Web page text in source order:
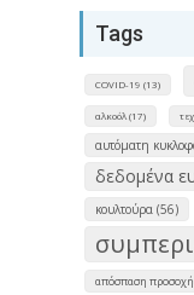
Tags
COVID-19 (13)
αλκοόλ (17)
αυτόματη
δεδομένα
κουλτούρα (56)
απόσπαση